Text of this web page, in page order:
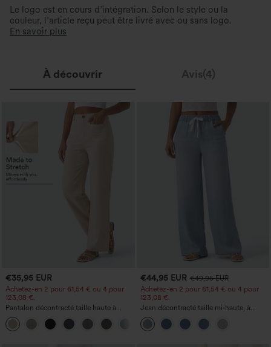
Le logo est en cours d’intégration. Selon le style ou la
couleur, l’article reçu peut être livré avec ou sans logo.
En savoir plus
À découvrir Avis(4)
€35,95 EUR
Achetez-en 2 pour 61,54 € ou 4 pour
123,08 €.
Pantalon décontracté taille haute à
jambe droite, effet lin, avec poches
+5
€44,95 EUR €49,95 EUR
Achetez-en 2 pour 61,54 € ou 4 pour
123,08 €.
Jean décontracté taille mi‑haute, à
cordon de serrage, avec poches